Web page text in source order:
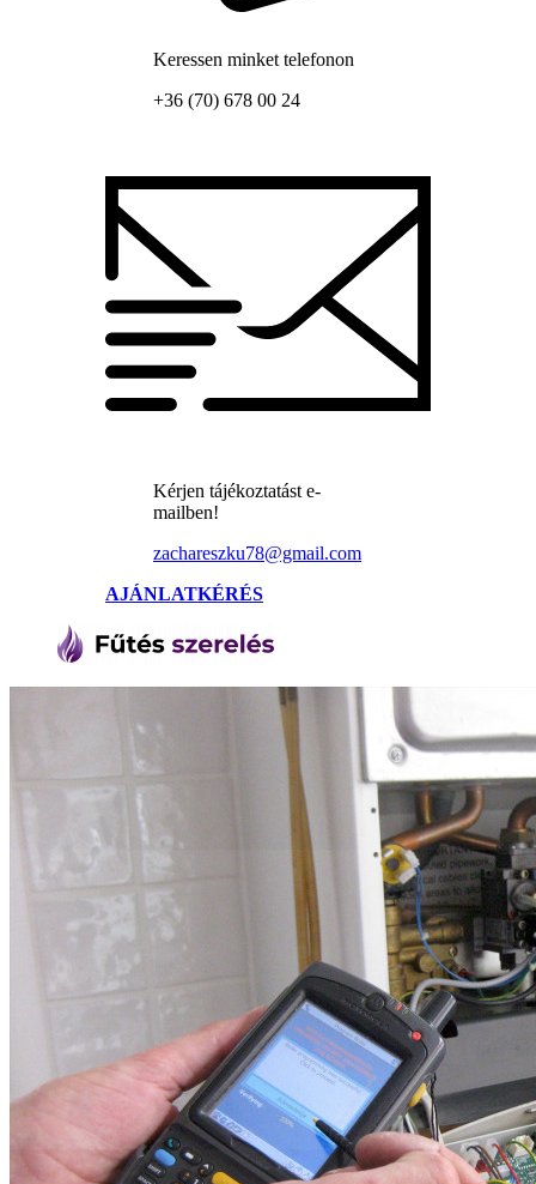
Keressen minket telefonon
+36 (70) 678 00 24
Kérjen tájékoztatást e-
mailben!
zachareszku78@gmail.com
AJÁNLATKÉRÉS